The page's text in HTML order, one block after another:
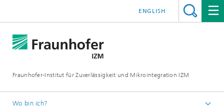
Fraunhofer-Institut für Zuverlässigkeit und Mikrointegration IZM
ENGLISH
Wo bin ich?